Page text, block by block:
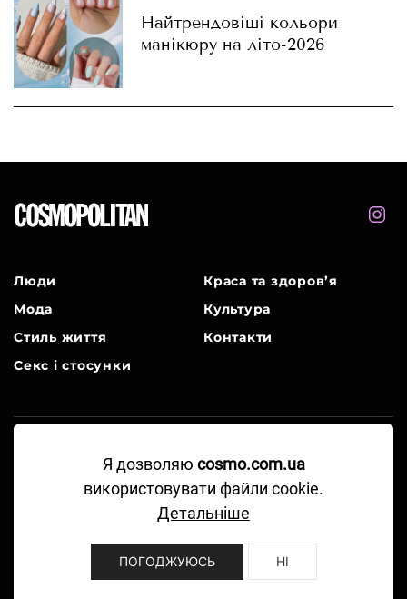
Найтрендовіші кольори
манікюру на літо-2026
Я дозволяю cosmo.com.ua
використовувати файли cookie.
Детальніше
ПОГОДЖУЮСЬ НІ
Люди
Мода
Краса та здоров’я
Культура
Стиль життя
Секс і стосунки
Контакти
A Part of Hearst Digital Media
©2024-2026 Hearst Magazine Media, Inc. All
Правила користування